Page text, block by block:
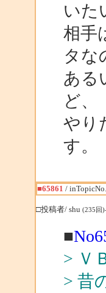
いた
相手
タな
ある
ど、
やり
す。
■65861 /
□投稿者/ shu (235回
■
> Ｖ
> 昔